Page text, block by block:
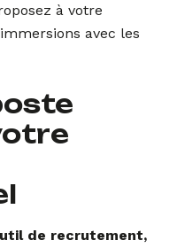
à votre
avec les
de recrutement,